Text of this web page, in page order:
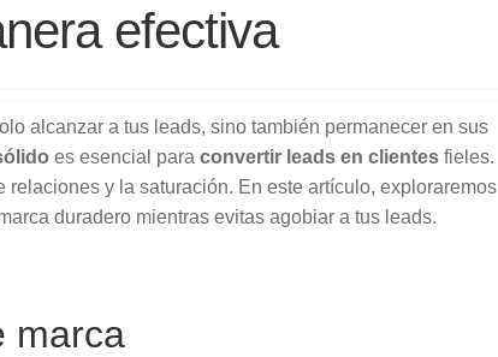
efectiva
alcanzar a tus leads, sino también permanecer en sus
es esencial para convertir leads en clientesfieles.
y la saturación. En este artículo, exploraremos
duradero mientras evitas agobiar a tus leads.
marca